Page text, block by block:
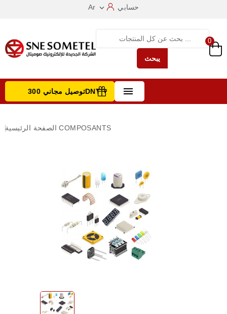
Ar  حسابي
يبحث
0
 توصيل مجاني 300DNT +
الصفحة الرئيسية COMPOSANTS